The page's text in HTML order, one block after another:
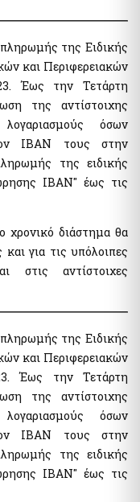
for identification
data (myInfo) for
application
Authorities"
of Mobile Telephony
Service Center
from e-EFKA
Presence
from your
service from the
της Ειδικής
και Περιφερειακών
Έως την Τετάρτη
της αντίστοιχης
όσων
ΙΒΑΝ τους στην
της ειδικής
ΙΒΑΝ" έως τις
χρονικό διάστημα θα
για τις υπόλοιπες
στις αντίστοιχες
της Ειδικής
και Περιφερειακών
Έως την Τετάρτη
της αντίστοιχης
όσων
ΙΒΑΝ τους στην
της ειδικής
ΙΒΑΝ" έως τις